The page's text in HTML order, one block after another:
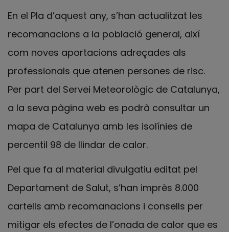
En el Pla d’aquest any, s’han actualitzat les
recomanacions a la població general, així
com noves aportacions adreçades als
professionals que atenen persones de risc.
Per part del Servei Meteorològic de Catalunya,
a la seva pàgina web es podrà consultar un
mapa de Catalunya amb les isolínies de
percentil 98 de llindar de calor.
Pel que fa al material divulgatiu editat pel
Departament de Salut, s’han imprès 8.000
cartells amb recomanacions i consells per
mitigar els efectes de l’onada de calor que es